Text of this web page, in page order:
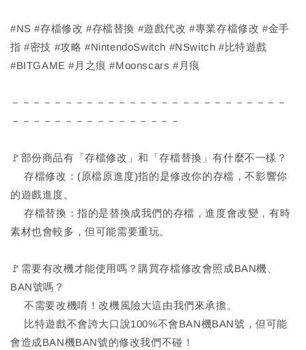
#NS #存檔修改 #存檔替換 #遊戲代改 #專業存檔修改 #金手
指 #密技 #攻略 #NintendoSwitch #NSwitch #比特遊戲
#BITGAME #月之痕 #Moonscars #月痕
－－－－－－－－－－－－－－－－－－－－－－－－－－
－－－－－－－－－－－－－－－－
🚩部份商品有「存檔修改」和「存檔替換」有什麼不一樣？
存檔修改：(原檔原進度)指的是修改你的存檔，不影響你
的遊戲進度。
存檔替換：指的是替換成我們的存檔，進度會改變，有時
素材也會較多，但可能需要重玩。
🚩需要有改機才能使用嗎？購買存檔修改會照成BAN機、
BAN號嗎？
不需要改機唷！改機風險大這由我們來承擔。
比特遊戲不會誇大口說100%不會BAN機BAN號，但可能
會造成BAN機BAN號的修改我們不碰！